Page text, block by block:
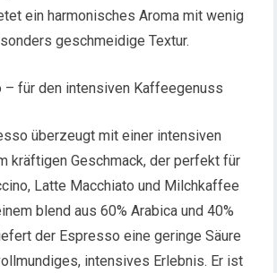
ein harmonisches Aroma mit wenig
geschmeidige Textur.
– für den intensiven Kaffeegenuss
überzeugt mit einer intensiven
kräftigen Geschmack, der perfekt für
Latte Macchiato und Milchkaffee
blend aus 60% Arabica und 40%
der Espresso eine geringe Säure
intensives Erlebnis. Er ist